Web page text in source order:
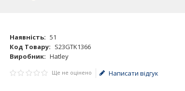
Наявність: 51
Код Товару: S23GTK1366
Виробник: Hatley
Ще не оцінено Написати відгук